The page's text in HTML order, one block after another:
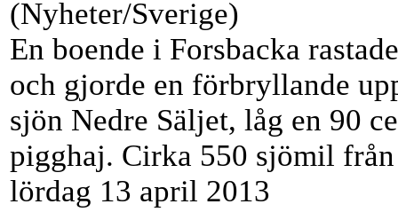
(Nyheter/Sverige)
En boende i Forsbacka
och gjorde en förbryllande
sjön Nedre Säljet, låg en 90
pigghaj. Cirka 550 sjömil
lördag 13 april 2013